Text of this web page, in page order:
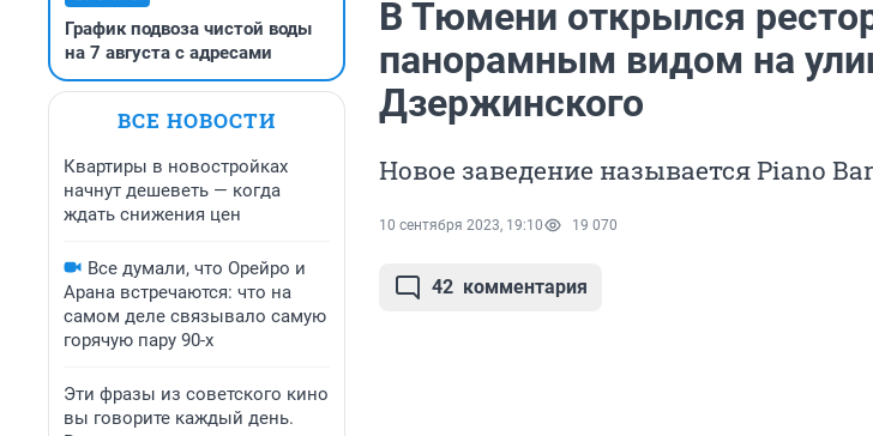
График подвоза чистой воды
на 7 августа с адресами
ВСЕ НОВОСТИ
Квартиры в новостройках
начнут дешеветь — когда
ждать снижения цен
Все думали, что Орейро и
Арана встречаются: что на
самом деле связывало самую
горячую пару 90-х
Эти фразы из советского кино
вы говорите каждый день.
В Тюмени открылся
панорамным видом на
Дзержинского
Новое заведение называется Piano Bar
10 сентября 2023, 19:10 19 070
42 комментария